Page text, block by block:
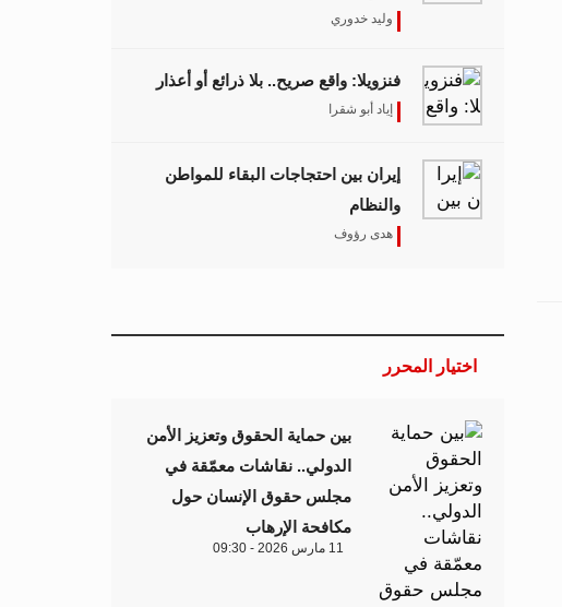
وليد خدوري
فنزويلا: واقع صريح.. بلا ذرائع أو أعذار
إياد أبو شقرا
إيران بين احتجاجات البقاء للمواطن
والنظام
هدى رؤوف
اختيار المحرر
بين حماية الحقوق وتعزيز الأمن
الدولي.. نقاشات معمّقة في
مجلس حقوق الإنسان حول
مكافحة الإرهاب
11 مارس 2026 - 09:30